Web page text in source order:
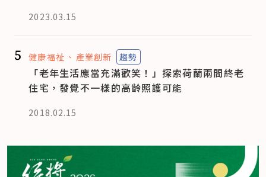
2023.03.15
5 健康福祉 產業創新 趨勢
「老年生活應當充滿歡笑！」探索荷蘭兩間終老
住宅，發覺不一樣的高齡照護可能
2018.02.15